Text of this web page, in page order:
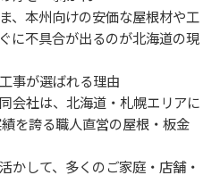
、本州向けの安価な屋根材や工
に不具合が出るのが北海道の現
事が選ばれる理由
会社は、北海道・札幌エリアに
を誇る職人直営の屋根・板金
かして、多くのご家庭・店舗・